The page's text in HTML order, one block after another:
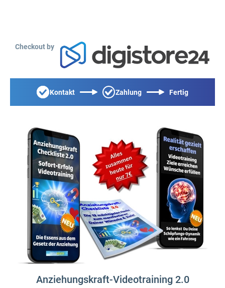
Checkout by
Kontakt Zahlung Fertig
Anziehungskraft-Videotraining 2.0